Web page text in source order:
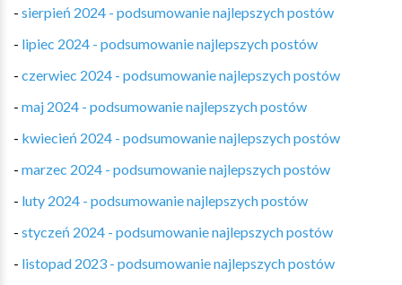
- sierpień 2024 - podsumowanie najlepszych postów
- lipiec 2024 - podsumowanie najlepszych postów
- czerwiec 2024 - podsumowanie najlepszych postów
- maj 2024 - podsumowanie najlepszych postów
- kwiecień 2024 - podsumowanie najlepszych postów
- marzec 2024 - podsumowanie najlepszych postów
- luty 2024 - podsumowanie najlepszych postów
- styczeń 2024 - podsumowanie najlepszych postów
- listopad 2023 - podsumowanie najlepszych postów